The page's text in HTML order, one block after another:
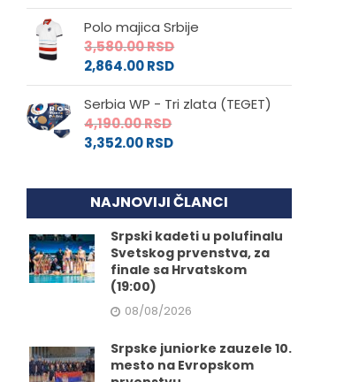
Polo majica Srbije
3,580.00RSD
2,864.00RSD
Serbia WP - Tri zlata (TEGET)
4,190.00RSD
3,352.00RSD
NAJNOVIJI ČLANCI
Srpski kadeti u polufinalu
Svetskog prvenstva, za
finale sa Hrvatskom
(19:00)
08/08/2026
Srpske juniorke zauzele 10.
mesto na Evropskom